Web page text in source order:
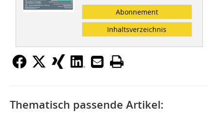
Abonnement
Inhaltsverzeichnis
Thematisch passende Artikel: